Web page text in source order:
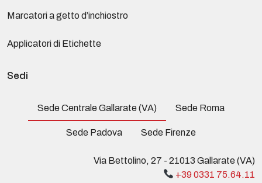
Marcatori a getto d’inchiostro
Applicatori di Etichette
Sedi
Sede Centrale Gallarate (VA) Sede Roma
Sede Padova Sede Firenze
Via Bettolino, 27 - 21013 Gallarate (VA)
+39 0331 75.64.11